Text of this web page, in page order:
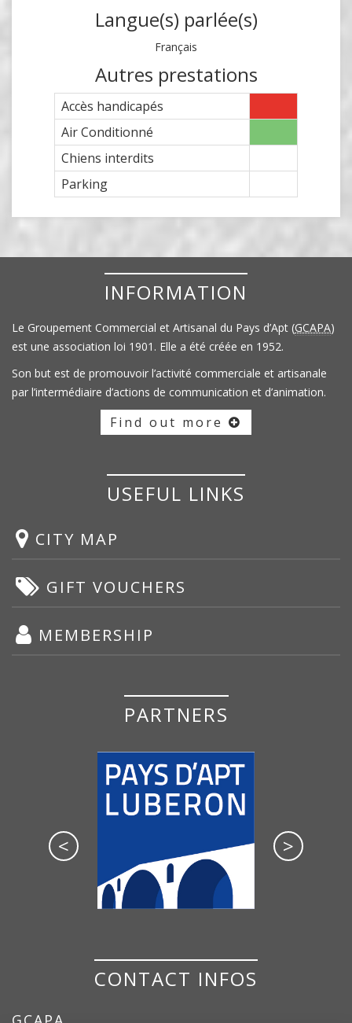
Langue(s) parlée(s)
Français
Autres prestations
Accès handicapés
Air Conditionné
Chiens interdits
Parking
INFORMATION
Le Groupement Commercial et Artisanal du Pays d’Apt (GCAPA)
est une association loi 1901. Elle a été créée en 1952.
Son but est de promouvoir l’activité commerciale et artisanale
par l’intermédiaire d’actions de communication et d’animation.
Find out more
USEFUL LINKS
CITY MAP
GIFT VOUCHERS
MEMBERSHIP
PARTNERS
< >
CONTACT INFOS